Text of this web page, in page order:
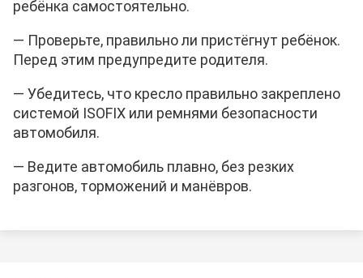
ребёнка самостоятельно.
— Проверьте, правильно ли пристёгнут ребёнок.
Перед этим предупредите родителя.
— Убедитесь, что кресло правильно закреплено
системой ISOFIX или ремнями безопасности
автомобиля.
— Ведите автомобиль плавно, без резких
разгонов, торможений и манёвров.